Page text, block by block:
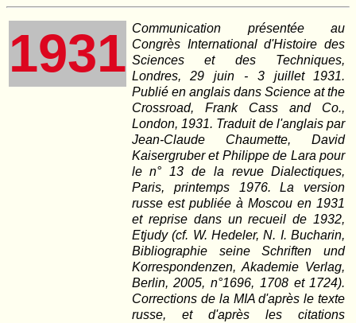
1931 Communication présentée au
Congrès International d'Histoire des
Sciences et des Techniques,
Londres, 29 juin - 3 juillet 1931.
Publié en anglais dans Science at the
Crossroad, Frank Cass and Co.,
London, 1931. Traduit de l'anglais par
Jean-Claude Chaumette, David
Kaisergruber et Philippe de Lara pour
le n° 13 de la revue Dialectiques,
Paris, printemps 1976. La version
russe est publiée à Moscou en 1931
et reprise dans un recueil de 1932,
Etjudy (cf. W. Hedeler, N. I. Bucharin,
Bibliographie seine Schriften und
Korrespondenzen, Akademie Verlag,
Berlin, 2005, n°1696, 1708 et 1724).
Corrections de la MIA d'après le texte
russe, et d'après les citations